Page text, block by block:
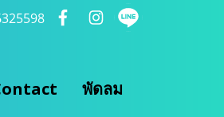
พัดลม